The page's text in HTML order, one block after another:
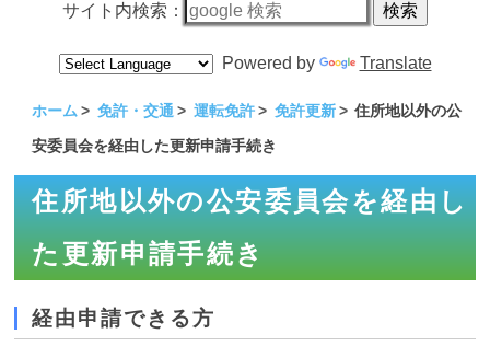
サイト内検索：
Powered by Translate
ホーム 免許・交通 運転免許 免許更新
住所地以外の公
安委員会を経由した更新申請手続き
住所地以外の公安委員会を経由し
た更新申請手続き
経由申請できる方